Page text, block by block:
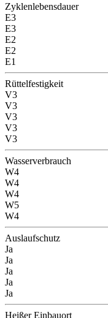
Zyklenlebensdauer
E3
E3
E2
E2
E1
Rüttelfestigkeit
V3
V3
V3
V3
V3
Wasserverbrauch
W4
W4
W4
W5
W4
Auslaufschutz
Ja
Ja
Ja
Ja
Ja
Heißer Einbauort